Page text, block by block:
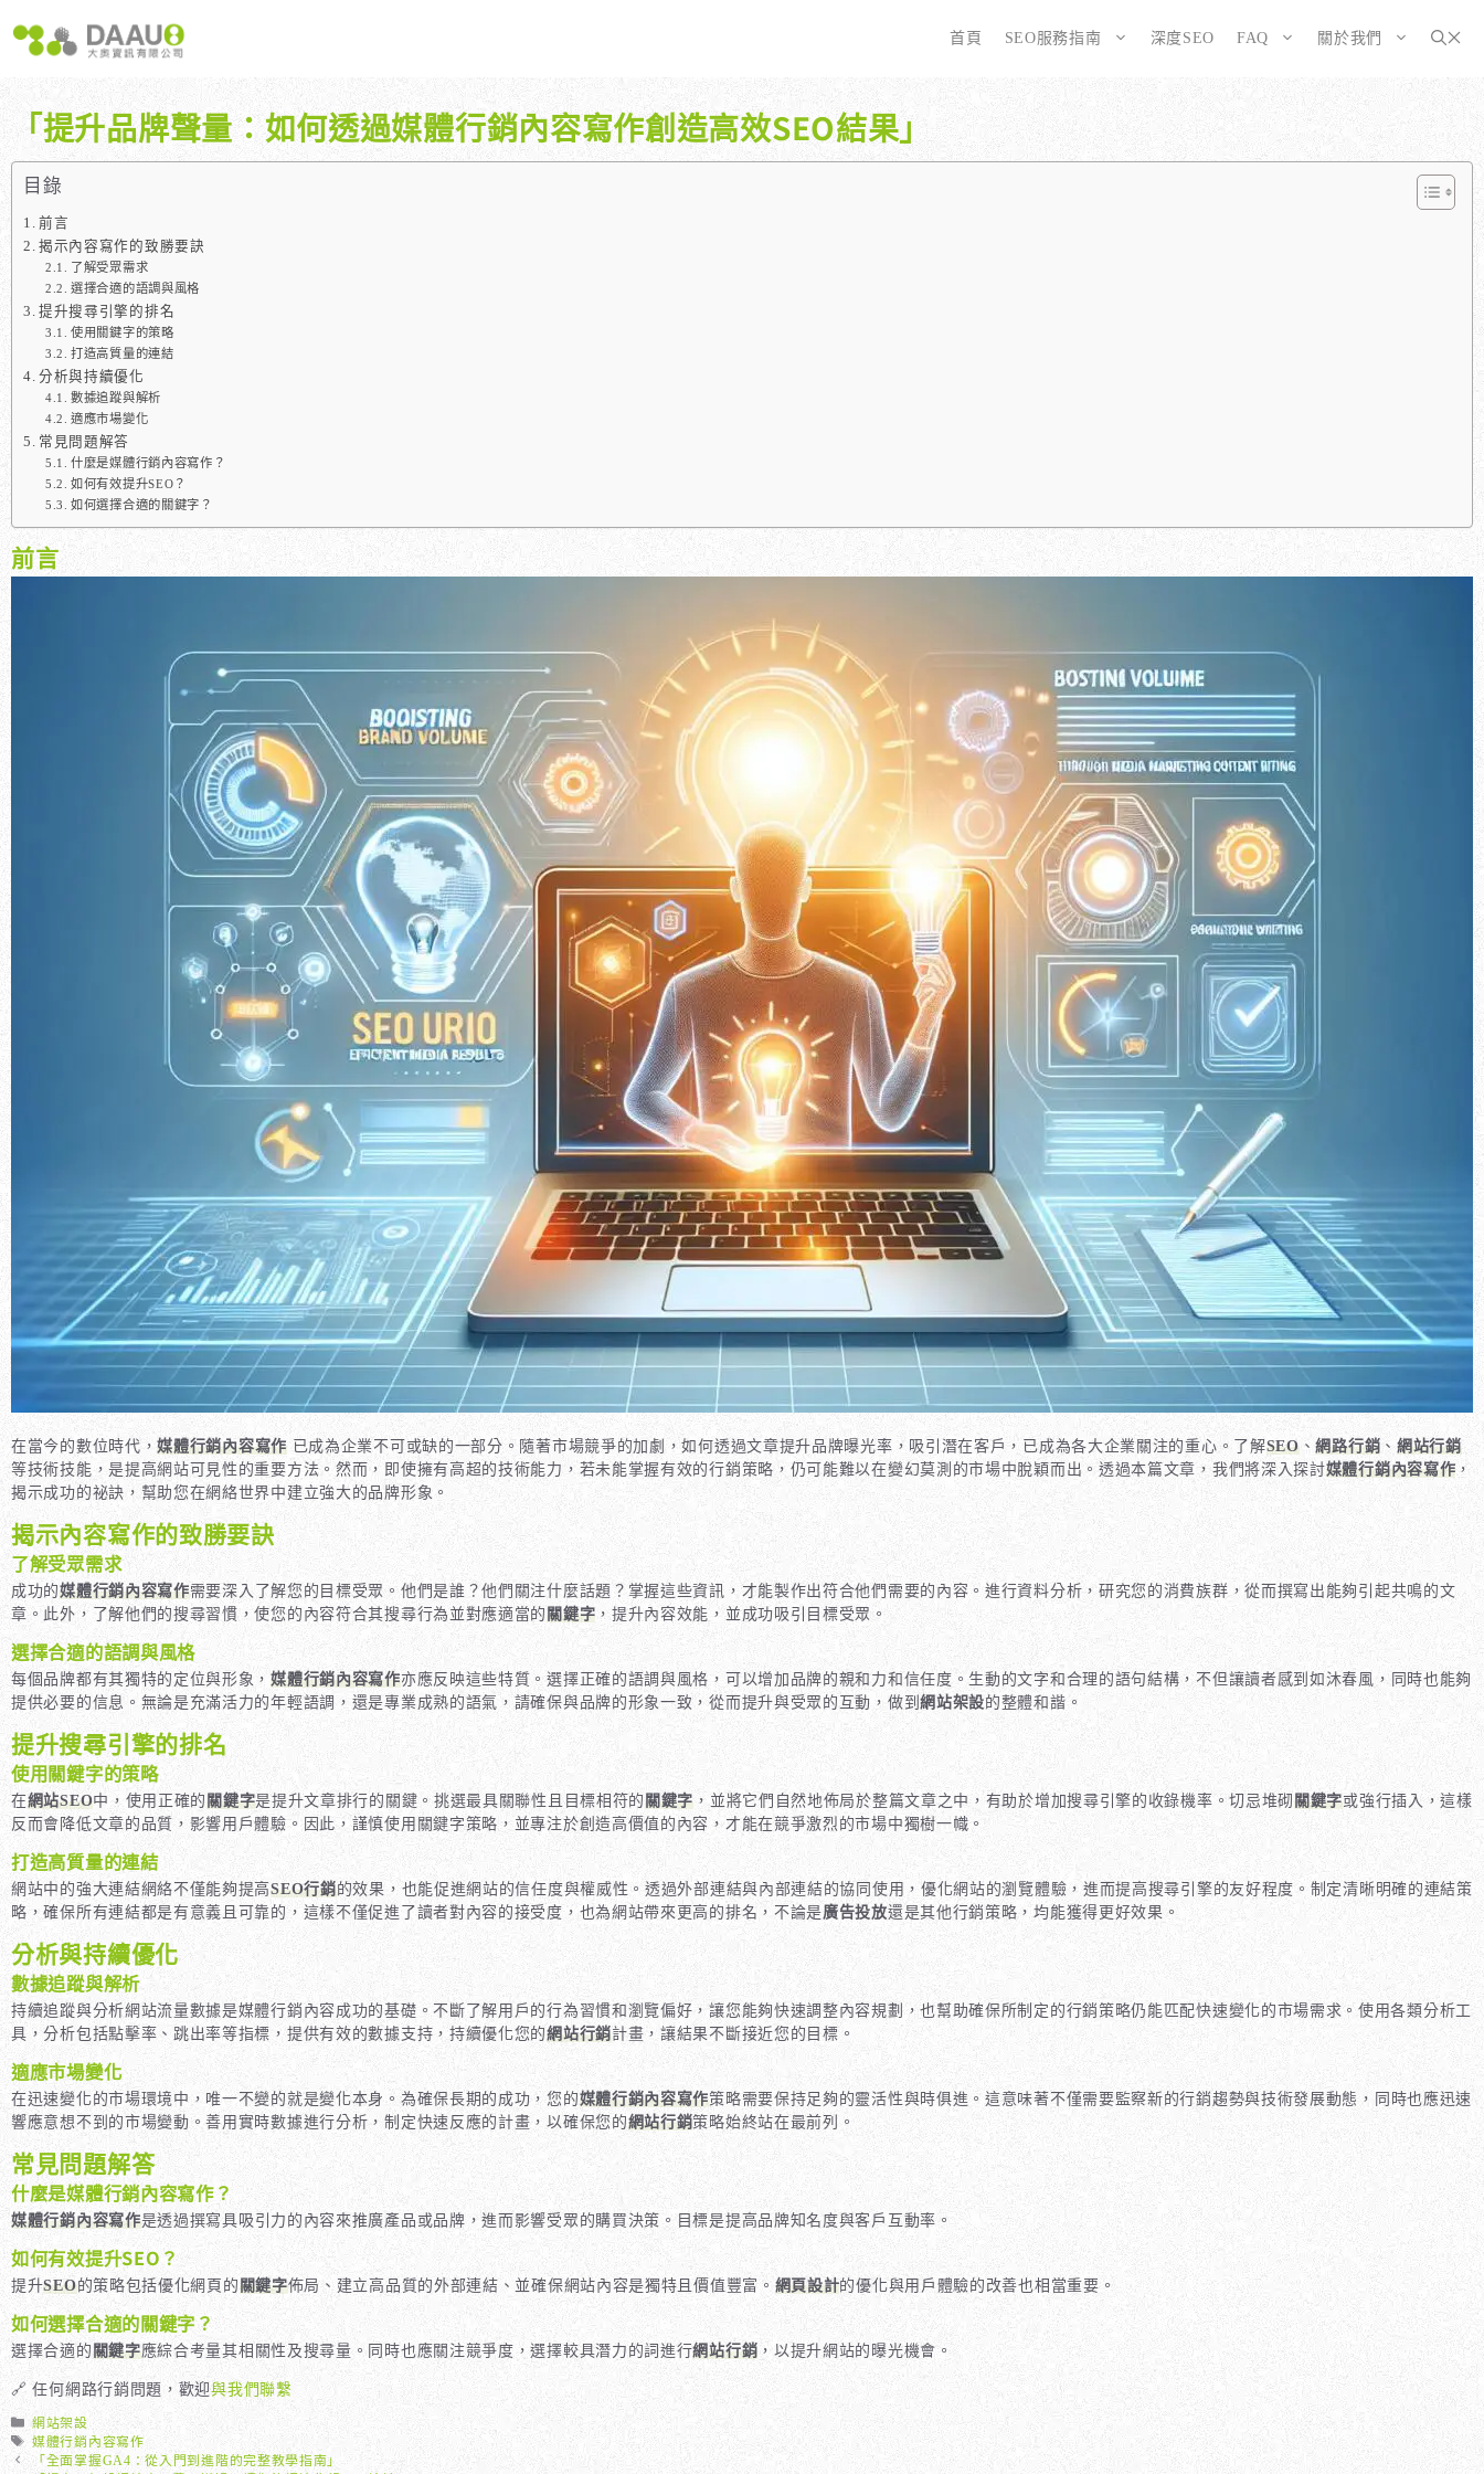
至
內
首頁 SEO服務指南
大奧獨家 AISEO矩陣系統｜SEO自動化輕鬆佈局關鍵字
專業SEO撰寫：提升網站SEO自然排序
維基百科：提升品牌形象與SEO的雙贏策略
網站系統開發：打造高效能業務需求的網站
全面優化網站語法：提升SEO表現
為SEO而生的網站
深度SEO FAQ
如何開始 SEO？新手指南
SEO 的重要性：為什麼企業需要它？
什麼是白帽SEO、灰帽SEO與黑帽SEO？
我們提供哪些 SEO 服務？
廣告行銷基礎知識
大奧資訊的網站架設服務包含哪些項目？
關於我們
「提升品牌聲量：如何透過媒體行銷內容寫作創造高效SEO結果」
目錄
前言
揭示內容寫作的致勝要訣
了解受眾需求
選擇合適的語調與風格
提升搜尋引擎的排名
使用關鍵字的策略
打造高質量的連結
分析與持續優化
數據追蹤與解析
適應市場變化
常見問題解答
什麼是媒體行銷內容寫作？
如何有效提升SEO？
如何選擇合適的關鍵字？
前言
在當今的數位時代，媒體行銷內容寫作已成為企業不可或缺的一部分。隨著市場競爭的加劇，如何透過文章提升品牌曝光率，吸引潛在客戶，已成為各大企業關注的重心。了解SEO、網路行銷、 網站行銷
等技術技能，是提高網站可見性的重要方法。然而，即使擁有高超的技術能力，若未能掌握有效的行銷策略，仍可能難以在變幻莫測的市場中脫穎而出。透過本篇文章，我們將深入探討媒體行銷內容寫作，
揭示成功的祕訣，幫助您在網絡世界中建立強大的品牌形象。
揭示內容寫作的致勝要訣
了解受眾需求
成功的媒體行銷內容寫作需要深入了解您的目標受眾。他們是誰？他們關注什麼話題？掌握這些資訊，才能製作出符合他們需要的內容。進行資料分析，研究您的消費族群，從而撰寫出能夠引起共鳴的文
章。此外，了解他們的搜尋習慣，使您的內容符合其搜尋行為並對應適當的關鍵字 ，提升內容效能，並成功吸引目標受眾。
選擇合適的語調與風格
每個品牌都有其獨特的定位與形象，媒體行銷內容寫作亦應反映這些特質。選擇正確的語調與風格，可以增加品牌的親和力和信任度。生動的文字和合理的語句結構，不但讓讀者感到如沐春風，同時也能夠
提供必要的信息。無論是充滿活力的年輕語調，還是專業成熟的語氣，請確保與品牌的形象一致，從而提升與受眾的互動，做到網站架設的整體和諧。
提升搜尋引擎的排名
使用關鍵字的策略
在網站SEO中，使用正確的關鍵字是提升文章排行的關鍵。挑選最具關聯性且目標相符的關鍵字 ，並將它們自然地佈局於整篇文章之中，有助於增加搜尋引擎的收錄機率。切忌堆砌關鍵字或強行插入，這樣
反而會降低文章的品質，影響用戶體驗。因此，謹慎使用關鍵字策略，並專注於創造高價值的內容，才能在競爭激烈的市場中獨樹一幟。
打造高質量的連結
網站中的強大連結網絡不僅能夠提高SEO行銷的效果，也能促進網站的信任度與權威性。透過外部連結與內部連結的協同使用，優化網站的瀏覽體驗，進而提高搜尋引擎的友好程度。制定清晰明確的連結策
略，確保所有連結都是有意義且可靠的，這樣不僅促進了讀者對內容的接受度，也為網站帶來更高的排名，不論是廣告投放還是其他行銷策略，均能獲得更好效果。
分析與持續優化
數據追蹤與解析
持續追蹤與分析網站流量數據是媒體行銷內容成功的基礎。不斷了解用戶的行為習慣和瀏覽偏好，讓您能夠快速調整內容規劃，也幫助確保所制定的行銷策略仍能匹配快速變化的市場需求。使用各類分析工
具，分析包括點擊率、跳出率等指標，提供有效的數據支持，持續優化您的網站行銷計畫，讓結果不斷接近您的目標。
適應市場變化
在迅速變化的市場環境中，唯一不變的就是變化本身。為確保長期的成功，您的媒體行銷內容寫作策略需要保持足夠的靈活性與時俱進。這意味著不僅需要監察新的行銷趨勢與技術發展動態，同時也應迅速
響應意想不到的市場變動。善用實時數據進行分析，制定快速反應的計畫，以確保您的網站行銷策略始終站在最前列。
常見問題解答
什麼是媒體行銷內容寫作？
媒體行銷內容寫作是透過撰寫具吸引力的內容來推廣產品或品牌，進而影響受眾的購買決策。目標是提高品牌知名度與客戶互動率。
如何有效提升SEO？
提升SEO的策略包括優化網頁的關鍵字佈局、建立高品質的外部連結、並確保網站內容是獨特且價值豐富。 網頁設計的優化與用戶體驗的改善也相當重要。
如何選擇合適的關鍵字？
選擇合適的關鍵字應綜合考量其相關性及搜尋量。同時也應關注競爭度，選擇較具潛力的詞進行網站行銷 ，以提升網站的曝光機會。
🔗 任何網路行銷問題，歡迎與我們聯繫
分
類
網站架設
標
籤
媒體行銷內容寫作
「全面掌握GA4：從入門到進階的完整教學指南」